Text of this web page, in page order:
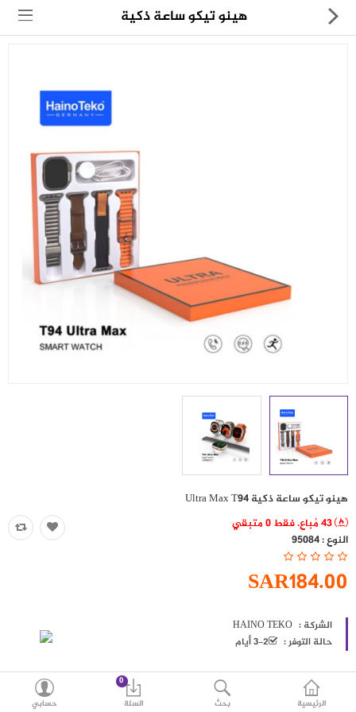
المنزل
العناية الشخصية
اكسسوارات
العروض
منوع
شرائح بيانات ومكالمات
مقارنة
اللغات
الرئيسية بحث
0
السلة
حسابي
هينو تيكو ساعة ذكية
هينو تيكو ساعة ذكية Ultra Max T94
النوع :95084
SAR184.00
الشركة : HAINO TEKO
حالة التوفر :
2-3 أيام